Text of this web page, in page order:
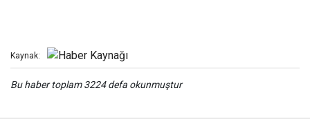
Kaynak:
Bu haber toplam 3224 defa okunmuştur